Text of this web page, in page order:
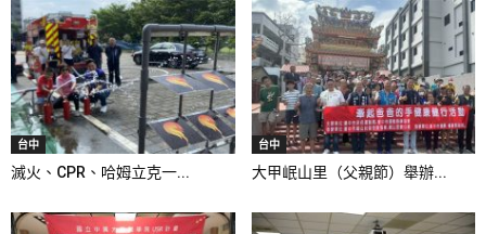
台中
滅火、CPR、哈姆立克一...
台中
大甲岷山里（父親節）舉辦...